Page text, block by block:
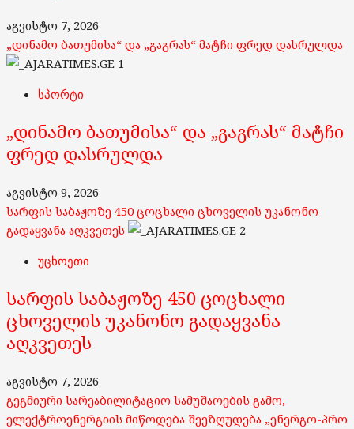
აგვისტო 7, 2026
„დინამო ბათუმისა“ და „გაგრას“ მატჩი ფრედ დასრულდა
1
სპორტი
„დინამო ბათუმისა“ და „გაგრას“ მატჩი
ფრედ დასრულდა
აგვისტო 9, 2026
სარფის საბაჟოზე 450 ცოცხალი ცხოველის უკანონო
გადაყვანა აღკვეთეს
2
უცხოეთი
სარფის საბაჟოზე 450 ცოცხალი
ცხოველის უკანონო გადაყვანა
აღკვეთეს
აგვისტო 7, 2026
გეგმიური სარეაბილიტაციო სამუშაოების გამო,
ელექტროენერგიის მიწოდება შეეზღუდება „ენერგო-პრო